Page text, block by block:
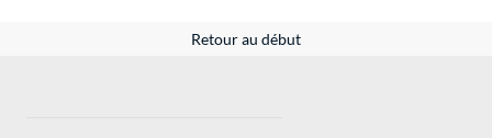
Retour au début